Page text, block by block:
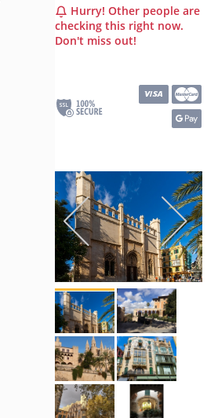
Hurry! Other people are
checking this right now.
Don't miss out!